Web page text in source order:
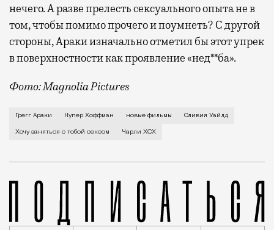
нечего. А разве прелесть сексуального опыта не в
том, чтобы помимо прочего и поумнеть? С другой
стороны, Араки изначально отметил бы этот упрек
в поверхностности как проявление «нед**ба».
Фото: Magnolia Pictures
В первой же сцене своего нового фильма Грегг
Грегг Араки Купер Хоффман новые фильмы Оливия Уайлд
Хочу заняться с тобой сексом Чарли XCX